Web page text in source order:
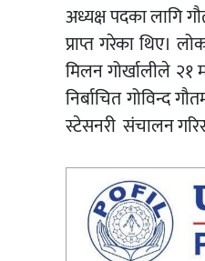
अध्यक्ष पदका लागि
प्राप्त गरेका थिए।
मिलन गोर्खालीले २१
निर्बाचित गोविन्द
स्टेसनरी संचालन